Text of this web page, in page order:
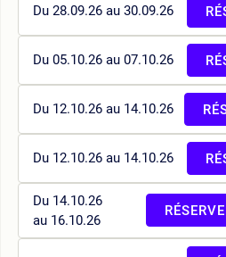
Du 28.09.26 au 30.09.26
Du 05.10.26 au 07.10.26
Du 12.10.26 au 14.10.26
Du 12.10.26 au 14.10.26
Du 14.10.26
au 16.10.26